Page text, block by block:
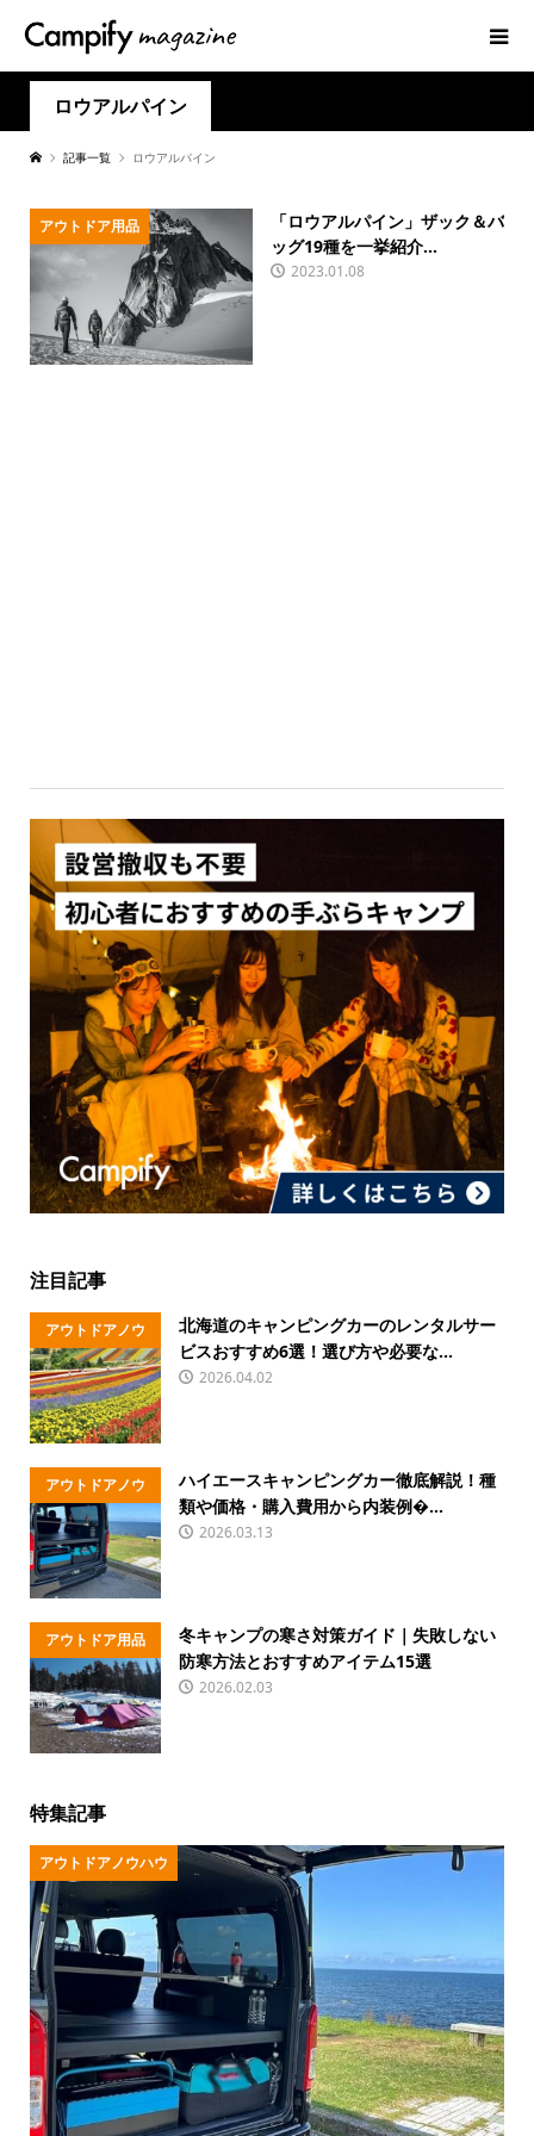
ロウアルパイン
記事一覧 ロウアルパイン
アウトドア用品
「ロウアルパイン」ザック＆バ
ッグ19種を一挙紹介...
2023.01.08
注目記事
アウトドアノウ
ハウ
北海道のキャンピングカーのレンタルサー
ビスおすすめ6選！選び方や必要な...
2026.04.02
アウトドアノウ
ハウ
ハイエースキャンピングカー徹底解説！種
類や価格・購入費用から内装例�...
2026.03.13
アウトドア用品
冬キャンプの寒さ対策ガイド｜失敗しない
防寒方法とおすすめアイテム15選
2026.02.03
特集記事
アウトドアノウハウ